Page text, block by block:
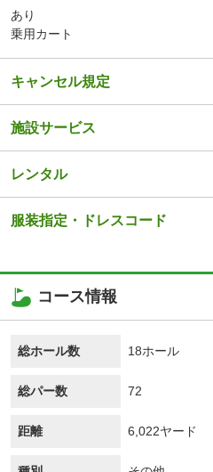
あり
乗用カート
キャンセル規定
施設サービス
レンタル
服装指定・ドレスコード
コース情報
総ホール数 18ホール
総パー数 72
距離 6,022ヤード